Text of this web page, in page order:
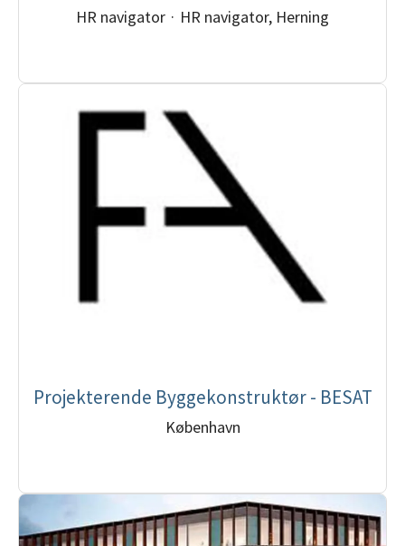
HR navigator · HR navigator, Herning
Projekterende Byggekonstruktør - BESAT
København